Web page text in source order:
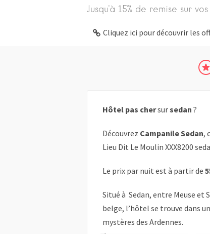
Jusqu'à 15% de remise sur
Cliquez ici pour découvrir les
Hôtel pas chersursedan ?
Découvrez Campanile Sedan,
Lieu Dit Le Moulin XXX8200
Le prix par nuit est à partir de
Situé à Sedan, entre Meuse
belge, l’hôtel se trouve dans
mystères des Ardennes.